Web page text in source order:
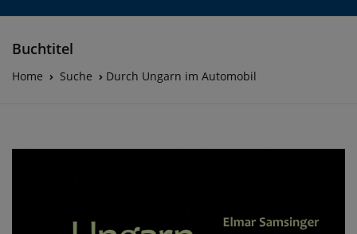
Buchtitel
Home Suche Durch Ungarn im Automobil